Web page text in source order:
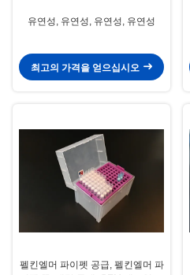
유연성, 유연성, 유연성, 유연성
최고의 가격을 얻으십시오
펠킨엘머 파이펫 공급, 펠킨엘머 파